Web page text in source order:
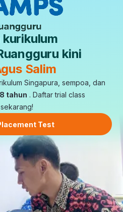
kini
Salim
Singapura, sempoa, dan
tahun . Daftar trial class
Test